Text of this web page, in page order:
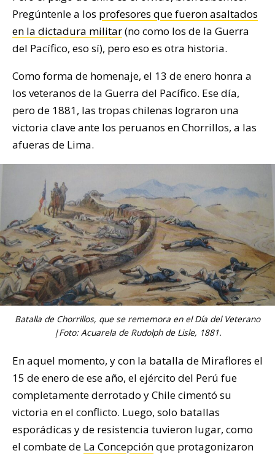
Pregúntenle a los profesores que fueron asaltados
en la dictadura militar(no como los de la Guerra
del Pacífico, eso sí), pero eso es otra historia.
Como forma de homenaje, el 13 de enero honra a
los veteranos de la Guerra del Pacífico. Ese día,
pero de 1881, las tropas chilenas lograron una
victoria clave ante los peruanos en Chorrillos, a las
afueras de Lima.
Batalla de Chorrillos, que se rememora en el Día del Veterano
|Foto: Acuarela de Rudolph de Lisle, 1881.
En aquel momento, y con la batalla de Miraflores el
15 de enero de ese año, el ejército del Perú fue
completamente derrotado y Chile cimentó su
victoria en el conflicto. Luego, solo batallas
esporádicas y de resistencia tuvieron lugar, como
el combate de La Concepciónque protagonizaron